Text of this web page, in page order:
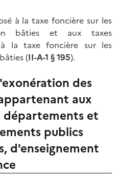
à la taxe foncière sur les
bâties et aux taxes
à la taxe foncière sur les
(II-A-1 § 195).
des
aux
départements et
publics
d'enseignement